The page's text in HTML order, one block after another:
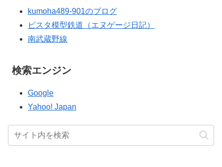
kumoha489-901のブログ
ビスタ模型鉄道（エヌゲージ日記）
南武蔵野線
検索エンジン
Google
Yahoo! Japan